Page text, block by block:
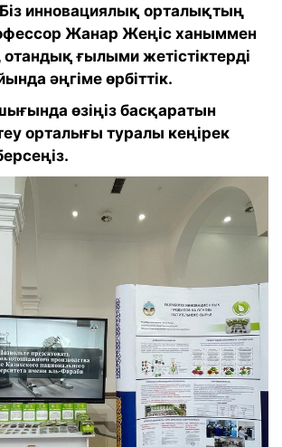
инновациялық орталықтың
Жанар Жеңіс ханыммен
ғылыми жетістіктерді
әңгіме өрбіттік.
өзіңіз басқаратын
орталығы туралы кеңірек